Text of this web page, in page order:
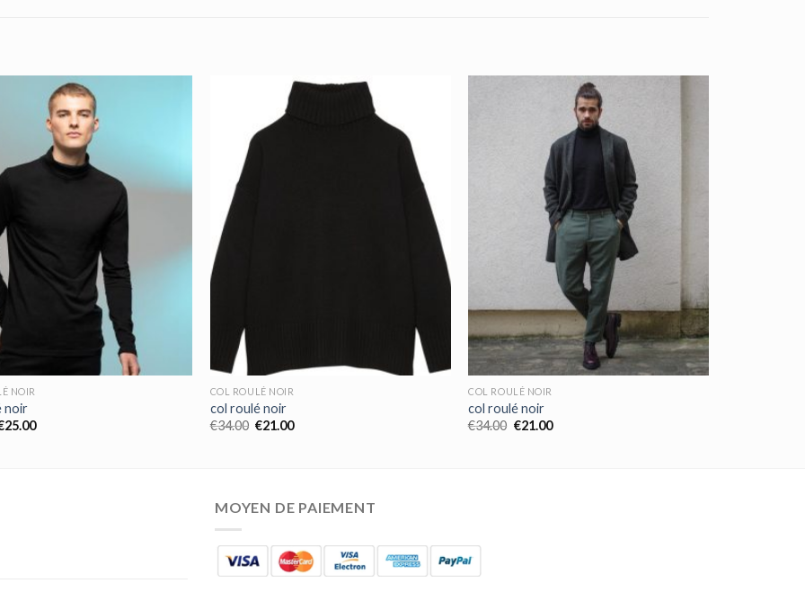
NOIR
noir
25.00
COL ROULÉ NOIR
col roulé noir
€34.00 €21.00
COL ROULÉ NOIR
col roulé noir
€34.00 €21.00
MOYEN DE PAIEMENT